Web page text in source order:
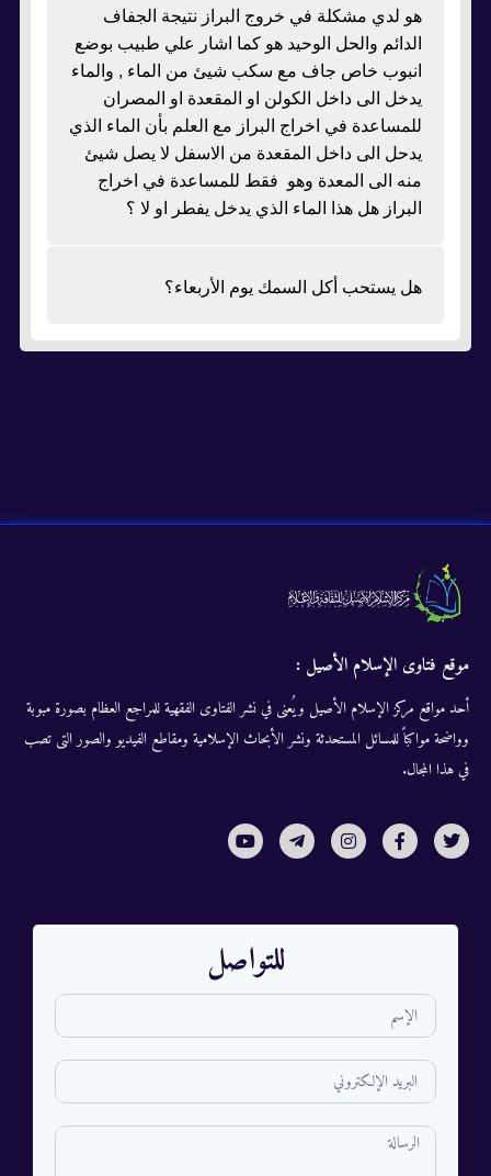
هو لدي مشكلة في خروج البراز نتيجة الجفاف
الدائم والحل الوحيد هو كما اشار علي طبيب بوضع
انبوب خاص جاف مع سكب شيئ من الماء , والماء
يدخل الى داخل الكولن او المقعدة او المصران
للمساعدة في اخراج البراز مع العلم بأن الماء الذي
يدحل الى داخل المقعدة من الاسفل لا يصل شيئ
منه الى المعدة وهو فقط للمساعدة في اخراج
البراز هل هذا الماء الذي يدخل يفطر او لا ؟
هل يستحب أكل السمك يوم الأربعاء؟
موقع فتاوى الإسلام الأصيل :
أحد مواقع مركز الإسلام الأصيل ويُعنى في نشر الفتاوى الفقهية للمراجع العظام بصورة مبوبة
وواضحة مواكباً للمسائل المستحدثة ونشر الأبحاث الإسلامية ومقاطع الفيديو والصور التى تصب
في هذا المجال.
للتواصل